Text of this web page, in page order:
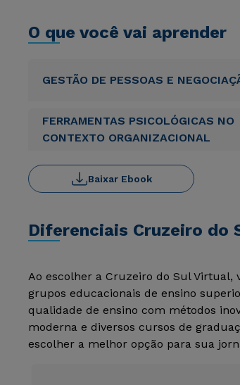
O que você vai aprender
GESTÃO DE PESSOAS E
FERRAMENTAS PSICOLÓGICAS NO
CONTEXTO ORGANIZACIONAL
Baixar Ebook
Diferenciais Cruzeiro do
Ao escolher a Cruzeiro do Sul
grupos educacionais de ensino
qualidade de ensino com métodos
moderna e diversos cursos de
escolher a melhor opção para sua